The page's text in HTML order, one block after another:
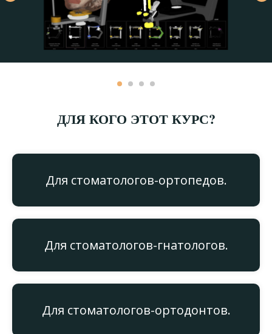
ДЛЯ КОГО ЭТОТ КУРС?
Для стоматологов-ортопедов.
Для стоматологов-гнатологов.
Для стоматологов-ортодонтов.